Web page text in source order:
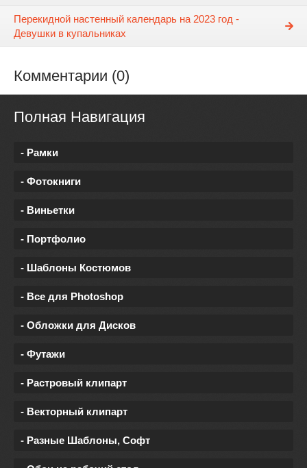
Перекидной настенный календарь на 2023 год -
Девушки в купальниках
Комментарии (0)
Полная Навигация
- Рамки
- Фотокниги
- Виньетки
- Портфолио
- Шаблоны Костюмов
- Все для Photoshop
- Обложки для Дисков
- Футажи
- Растровый клипарт
- Векторный клипарт
- Разные Шаблоны, Софт